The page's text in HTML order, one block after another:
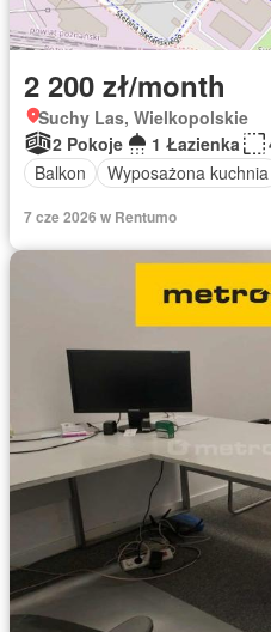
2 200 zł/month
Suchy Las, Wielkopolskie
2 Pokoje
1 Łazienka
Balkon
Wyposażona kuchnia
7 cze 2026 w Rentumo